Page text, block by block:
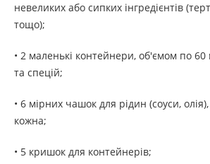
невеликих або сипких інгредієнтів
тощо);
• 2 маленькі контейнери, об'ємом по
та спецій;
• 6 мірних чашок для рідин (соуси,
кожна;
• 5 кришок для контейнерів;